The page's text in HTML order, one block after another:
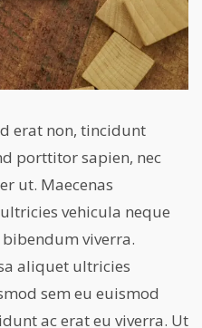
erat non, tincidunt
porttitor sapien, nec
ut. Maecenas
vehicula neque
viverra.
aliquet ultricies
sem eu euismod
ac erat eu viverra. Ut